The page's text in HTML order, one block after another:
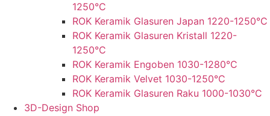
1250°C
ROK Keramik Glasuren Japan 1220-1250°C
ROK Keramik Glasuren Kristall 1220-
1250°C
ROK Keramik Engoben 1030-1280°C
ROK Keramik Velvet 1030-1250°C
ROK Keramik Glasuren Raku 1000-1030°C
3D-Design Shop